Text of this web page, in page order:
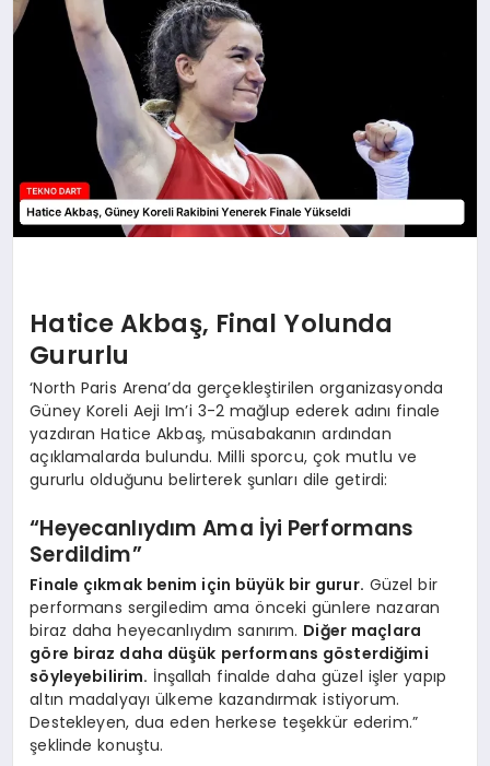
Hatice Akbaş, Final Yolunda
Gururlu
‘North Paris Arena’da gerçekleştirilen organizasyonda
Güney Koreli Aeji Im’i 3-2 mağlup ederek adını finale
yazdıran Hatice Akbaş, müsabakanın ardından
açıklamalarda bulundu. Milli sporcu, çok mutlu ve
gururlu olduğunu belirterek şunları dile getirdi:
“Heyecanlıydım Ama İyi Performans
Serdildim”
Finale çıkmak benim için büyük bir gurur. Güzel bir
performans sergiledim ama önceki günlere nazaran
biraz daha heyecanlıydım sanırım. Diğer maçlara
göre biraz daha düşük performans gösterdiğimi
söyleyebilirim. İnşallah finalde daha güzel işler yapıp
altın madalyayı ülkeme kazandırmak istiyorum.
Destekleyen, dua eden herkese teşekkür ederim.”
şeklinde konuştu.